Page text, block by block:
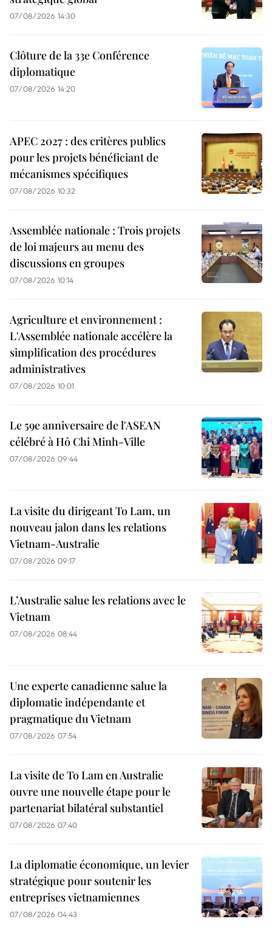
07/08/2026 14:30
Clôture de la 33e Conférence
diplomatique
07/08/2026 14:20
APEC 2027 : des critères publics
pour les projets bénéficiant de
mécanismes spécifiques
07/08/2026 10:32
Assemblée nationale : Trois projets
de loi majeurs au menu des
discussions en groupes
07/08/2026 10:14
Agriculture et environnement :
L'Assemblée nationale accélère la
simplification des procédures
administratives
07/08/2026 10:01
Le 59e anniversaire de l'ASEAN
célébré à Hô Chi Minh-Ville
07/08/2026 09:44
La visite du dirigeant To Lam, un
nouveau jalon dans les relations
Vietnam-Australie
07/08/2026 09:17
L’Australie salue les relations avec le
Vietnam
07/08/2026 08:44
Une experte canadienne salue la
diplomatie indépendante et
pragmatique du Vietnam
07/08/2026 07:54
La visite de To Lam en Australie
ouvre une nouvelle étape pour le
partenariat bilatéral substantiel
07/08/2026 07:40
La diplomatie économique, un levier
stratégique pour soutenir les
entreprises vietnamiennes
07/08/2026 04:43